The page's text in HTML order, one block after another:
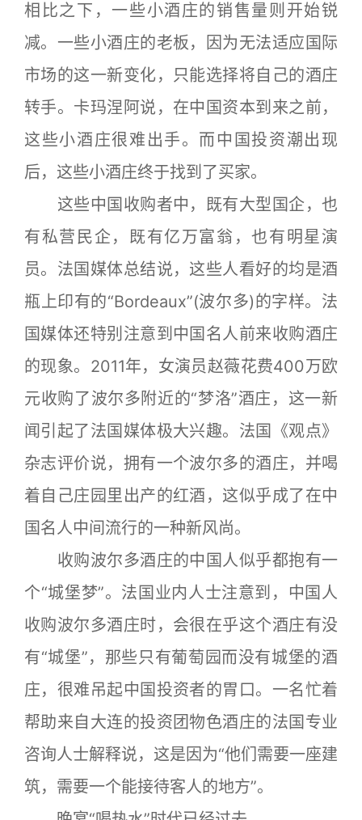
相比之下，一些小酒庄的销售量则开始锐
减。一些小酒庄的老板，因为无法适应国际
市场的这一新变化，只能选择将自己的酒庄
转手。卡玛涅阿说，在中国资本到来之前，
这些小酒庄很难出手。而中国投资潮出现
后，这些小酒庄终于找到了买家。
这些中国收购者中，既有大型国企，也
有私营民企，既有亿万富翁，也有明星演
员。法国媒体总结说，这些人看好的均是酒
瓶上印有的“Bordeaux”(波尔多)的字样。法
国媒体还特别注意到中国名人前来收购酒庄
的现象。2011年，女演员赵薇花费400万欧
元收购了波尔多附近的“梦洛”酒庄，这一新
闻引起了法国媒体极大兴趣。法国《观点》
杂志评价说，拥有一个波尔多的酒庄，并喝
着自己庄园里出产的红酒，这似乎成了在中
国名人中间流行的一种新风尚。
收购波尔多酒庄的中国人似乎都抱有一
个“城堡梦”。法国业内人士注意到，中国人
收购波尔多酒庄时，会很在乎这个酒庄有没
有“城堡”，那些只有葡萄园而没有城堡的酒
庄，很难吊起中国投资者的胃口。一名忙着
帮助来自大连的投资团物色酒庄的法国专业
咨询人士解释说，这是因为“他们需要一座建
筑，需要一个能接待客人的地方”。